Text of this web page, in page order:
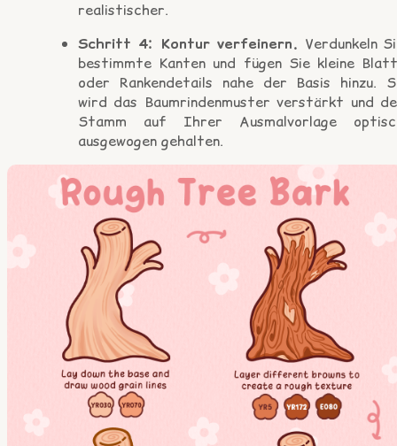
realistischer.
Schritt 4: Kontur verfeinern. Verdunkeln
bestimmte Kanten und fügen Sie kleine
oder Rankendetails nahe der Basis hinzu.
wird das Baumrindenmuster verstärkt und
Stamm auf Ihrer Ausmalvorlage
ausgewogen gehalten.